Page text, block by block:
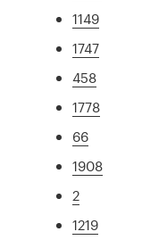
1149
1747
458
1778
66
1908
2
1219